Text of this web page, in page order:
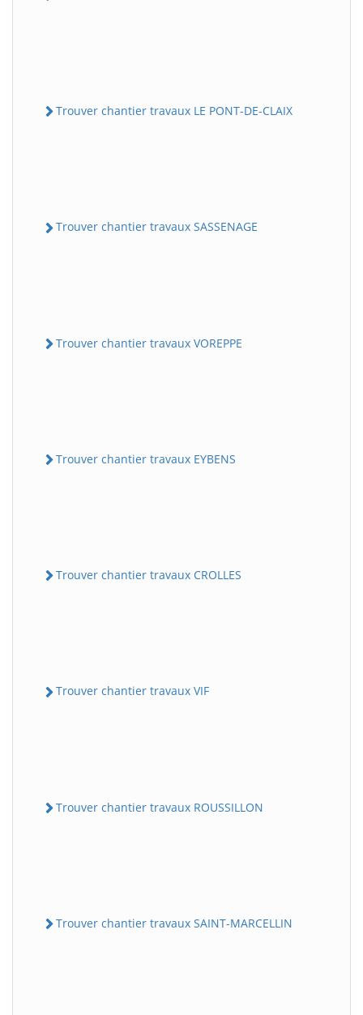
Trouver chantier travaux LE PONT-DE-CLAIX
Trouver chantier travaux SASSENAGE
Trouver chantier travaux VOREPPE
Trouver chantier travaux EYBENS
Trouver chantier travaux CROLLES
Trouver chantier travaux VIF
Trouver chantier travaux ROUSSILLON
Trouver chantier travaux SAINT-MARCELLIN